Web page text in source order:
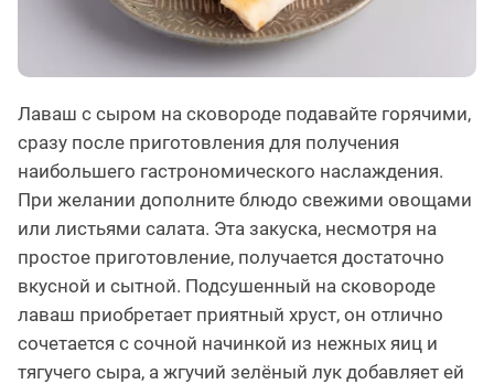
Лаваш с сыром на сковороде подавайте горячими,
сразу после приготовления для получения
наибольшего гастрономического наслаждения.
При желании дополните блюдо свежими овощами
или листьями салата. Эта закуска, несмотря на
простое приготовление, получается достаточно
вкусной и сытной. Подсушенный на сковороде
лаваш приобретает приятный хруст, он отлично
сочетается с сочной начинкой из нежных яиц и
тягучего сыра, а жгучий зелёный лук добавляет ей